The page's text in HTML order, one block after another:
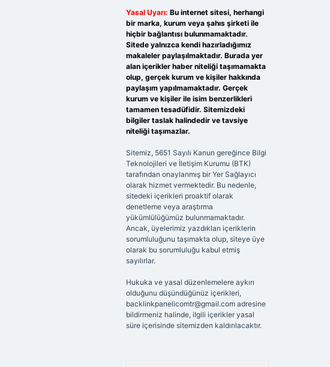
Yasal Uyarı: Bu internet sitesi, herhangi
bir marka, kurum veya şahıs şirketi ile
hiçbir bağlantısı bulunmamaktadır.
Sitede yalnızca kendi hazırladığımız
makaleler paylaşılmaktadır. Burada yer
alan içerikler haber niteliği taşımamakta
olup, gerçek kurum ve kişiler hakkında
paylaşım yapılmamaktadır. Gerçek
kurum ve kişiler ile isim benzerlikleri
tamamen tesadüfidir. Sitemizdeki
bilgiler taslak halindedir ve tavsiye
niteliği taşımazlar.
Sitemiz, 5651 Sayılı Kanun gereğince Bilgi
Teknolojileri ve İletişim Kurumu (BTK)
tarafından onaylanmış bir Yer Sağlayıcı
olarak hizmet vermektedir. Bu nedenle,
sitedeki içerikleri proaktif olarak
denetleme veya araştırma
yükümlülüğümüz bulunmamaktadır.
Ancak, üyelerimiz yazdıkları içeriklerin
sorumluluğunu taşımakta olup, siteye üye
olarak bu sorumluluğu kabul etmiş
sayılırlar.
Hukuka ve yasal düzenlemelere aykırı
olduğunu düşündüğünüz içerikleri,
backlinkpanelicomtr@gmail.comadresine
bildirmeniz halinde, ilgili içerikler yasal
süre içerisinde sitemizden kaldırılacaktır.